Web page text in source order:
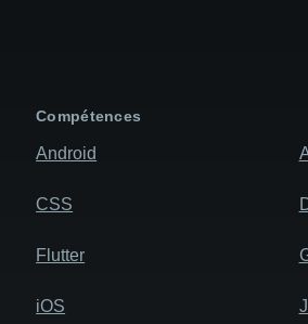
Compétences
Android
CSS
Flutter
iOS